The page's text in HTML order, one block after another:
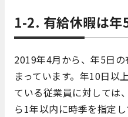
1-2. 有給休暇は年
2019年4月から、年5日
まっています。年10日以
ている従業員に対しては
ら1年以内に時季を指定